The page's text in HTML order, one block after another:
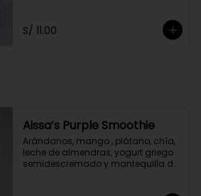
S/ 11.00
Aissa’s Purple Smoothie
Arándanos, mango , plátano, chía,
leche de almendras, yogurt griego
semidescremado y mantequilla de